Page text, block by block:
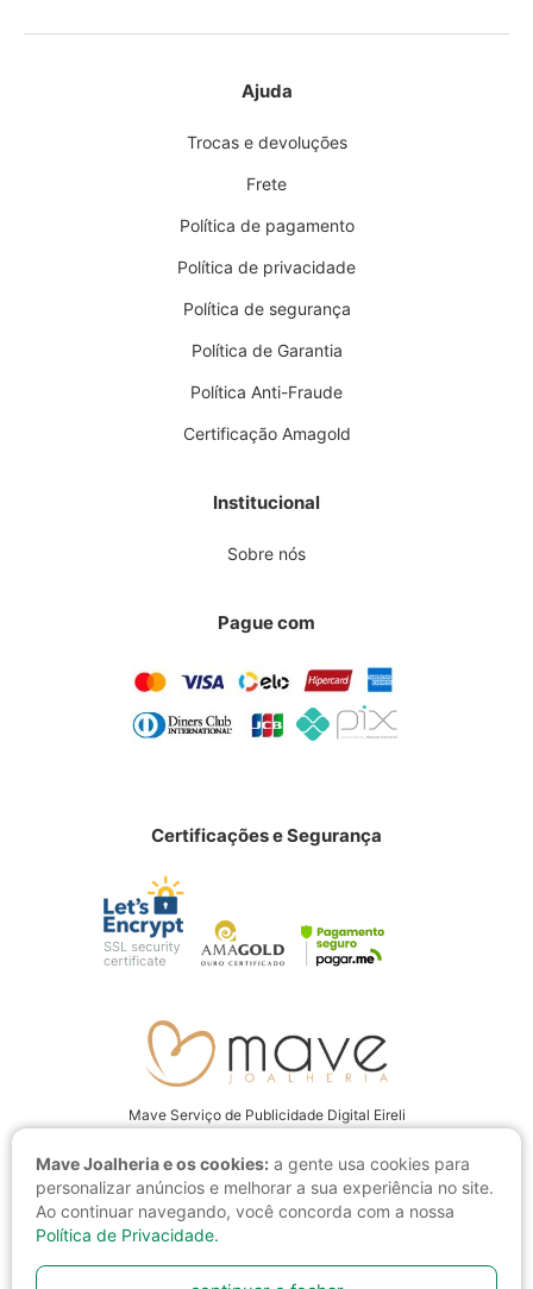
Mave Joalheria e os cookies: a gente usa cookies para
personalizar anúncios e melhorar a sua experiência no site.
Ao continuar navegando, você concorda com a nossa
Política de Privacidade.
Ajuda
Trocas e devoluções
Frete
Política de pagamento
Política de privacidade
Política de segurança
Política de Garantia
Política Anti-Fraude
Certificação Amagold
Institucional
Sobre nós
Pague com
Certificações e Segurança
Mave Serviço de Publicidade Digital Eireli
Av. Juscelino Kubitschek, 4001 CEP: 15093-280, São José do Rio Preto
- SP